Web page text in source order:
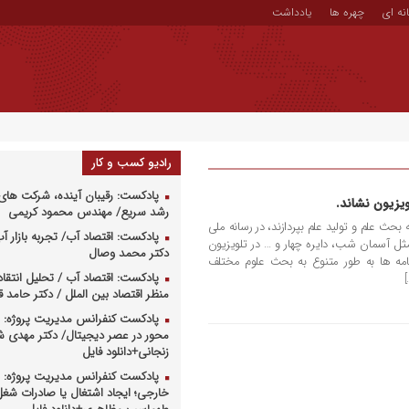
ای چهره ها یادداشت
نشاند.
علم و تولید علم بپردازند، در رسانه ملی
آسمان شب، دایره چهار و … در تلویزیون
ها به طور متنوع به بحث علوم مختلف
رادیو کسب و کار
پادکست: رقیبان آینده، شرکت
رشد سریع/ مهندس محمود کریمی
پادکست: اقتصاد آب/ تجربه بازار
دکتر محمد وصال
پادکست: اقتصاد آب / تحلیل
منظر اقتصاد بین الملل / دکتر
پادکست کنفرانس مدیریت پروژه:
محور در عصر دیجیتال/ دکتر مهدی
زنجانی+دانلود فایل
پادکست کنفرانس مدیریت پروژه:
خارجی؛ ایجاد اشتغال یا صادرات